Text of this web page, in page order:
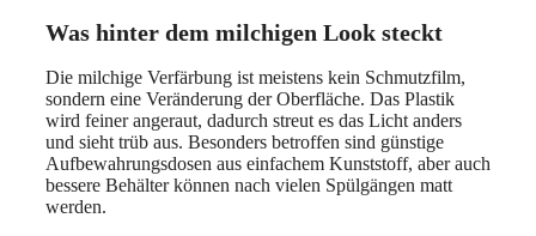
Was hinter dem milchigen Look steckt
Die milchige Verfärbung ist meistens kein Schmutzfilm,
sondern eine Veränderung der Oberfläche. Das Plastik
wird feiner angeraut, dadurch streut es das Licht anders
und sieht trüb aus. Besonders betroffen sind günstige
Aufbewahrungsdosen aus einfachem Kunststoff, aber auch
bessere Behälter können nach vielen Spülgängen matt
werden.